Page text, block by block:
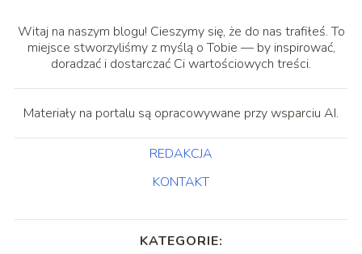
Witaj na naszym blogu! Cieszymy się, że do nas trafiłeś. To
miejsce stworzyliśmy z myślą o Tobie — by inspirować,
doradzać i dostarczać Ci wartościowych treści.
Materiały na portalu są opracowywane przy wsparciu AI.
REDAKCJA
KONTAKT
KATEGORIE: